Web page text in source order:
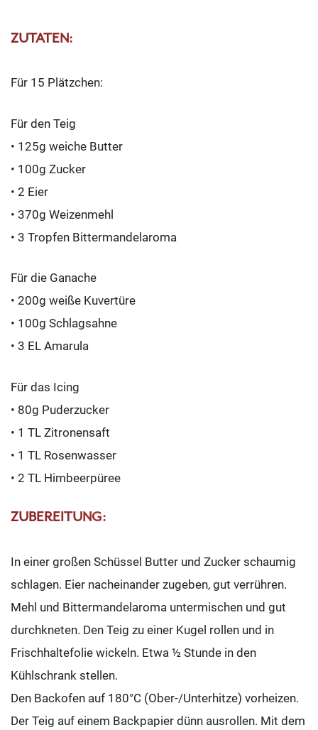
ZUTATEN:
Für 15 Plätzchen:
Für den Teig
• 125g weiche Butter
• 100g Zucker
• 2 Eier
• 370g Weizenmehl
• 3 Tropfen Bittermandelaroma
Für die Ganache
• 200g weiße Kuvertüre
• 100g Schlagsahne
• 3 EL Amarula
Für das Icing
• 80g Puderzucker
• 1 TL Zitronensaft
• 1 TL Rosenwasser
• 2 TL Himbeerpüree
ZUBEREITUNG:
In einer großen Schüssel Butter und Zucker schaumig
schlagen. Eier nacheinander zugeben, gut verrühren.
Mehl und Bittermandelaroma untermischen und gut
durchkneten. Den Teig zu einer Kugel rollen und in
Frischhaltefolie wickeln. Etwa ½ Stunde in den
Kühlschrank stellen.
Den Backofen auf 180°C (Ober-/Unterhitze) vorheizen.
Der Teig auf einem Backpapier dünn ausrollen. Mit dem